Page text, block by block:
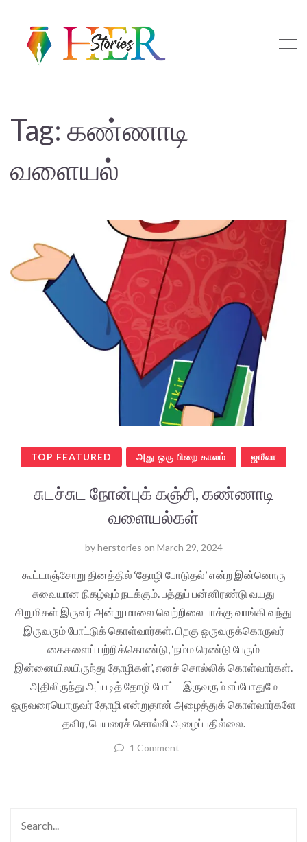
Tag: கண்ணாடி
வளையல்
TOP FEATURED அது ஒரு பிறை காலம் ஜமீலா
சுடச்சுட நோன்புக் கஞ்சி, கண்ணாடி
வளையல்கள்
byherstories on March 29, 2024
கூட்டாஞ்சோறு தினத்தில் ‘தோழி போடுதல்’ என்ற இன்னொரு
சுவையான நிகழ்வும் நடக்கும். பத்துப் பன்னிரண்டு வயது
சிறுமிகள் இருவர் அன்று மாலை வெற்றிலை பாக்கு வாங்கி வந்து
இருவரும் போட்டுக் கொள்வார்கள். பிறகு ஒருவருக்கொருவர்
கைகளைப் பற்றிக்கொண்டு, ‘நம்ம ரெண்டு பேரும்
இன்னையிலயிருந்து தோழிகள்’, எனச் சொல்லிக் கொள்வார்கள்.
அதிலிருந்து அப்படித் தோழி போட்ட இருவரும் எப்போதுமே
ஒருவரையொருவர் தோழி என்றுதான் அழைத்துக் கொள்வார்களே
தவிர, பெயரைச் சொல்லி அழைப்பதில்லை.
1 Comment